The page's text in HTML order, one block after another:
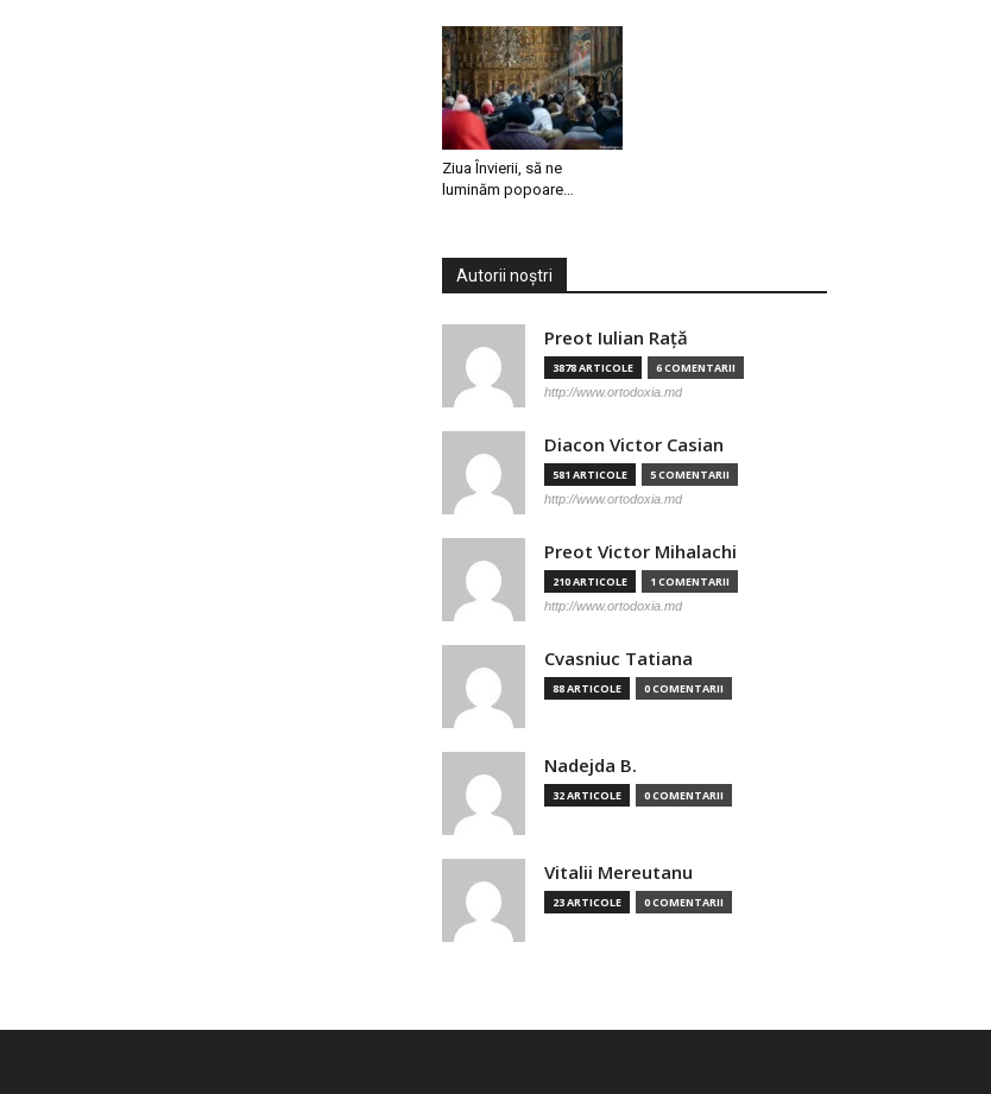
Ziua Învierii, să ne
luminăm popoare…
Autorii noștri
Preot Iulian Raţă
3878 ARTICOLE 6 COMENTARII
http://www.ortodoxia.md
Diacon Victor Casian
581 ARTICOLE 5 COMENTARII
http://www.ortodoxia.md
Preot Victor Mihalachi
210 ARTICOLE 1 COMENTARII
http://www.ortodoxia.md
Cvasniuc Tatiana
88 ARTICOLE 0 COMENTARII
Nadejda B.
32 ARTICOLE 0 COMENTARII
Vitalii Mereutanu
23 ARTICOLE 0 COMENTARII